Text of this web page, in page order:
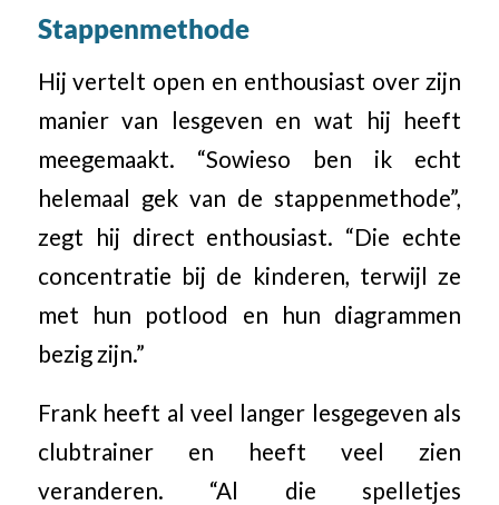
Stappenmethode
Hij vertelt open en enthousiast over zijn
manier van lesgeven en wat hij heeft
meegemaakt. “Sowieso ben ik echt
helemaal gek van de stappenmethode”,
zegt hij direct enthousiast. “Die echte
concentratie bij de kinderen, terwijl ze
met hun potlood en hun diagrammen
bezig zijn.”
Frank heeft al veel langer lesgegeven als
clubtrainer en heeft veel zien
veranderen. “Al die spelletjes